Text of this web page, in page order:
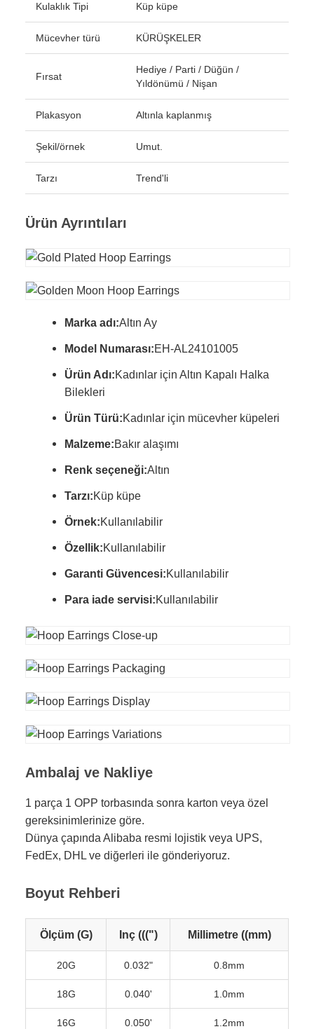
Kulaklık Tipi Küp küpe
Mücevher türü KÜRÜŞKELER
Fırsat
Hediye / Parti / Düğün /
Yıldönümü / Nişan
Plakasyon Altınla kaplanmış
Şekil/örnek Umut.
Tarzı Trend'li
Ürün Ayrıntıları
Marka adı:Altın Ay
Model Numarası:EH-AL24101005
Ürün Adı:Kadınlar için Altın Kapalı Halka
Bilekleri
Ürün Türü:Kadınlar için mücevher küpeleri
Malzeme:Bakır alaşımı
Renk seçeneği:Altın
Tarzı:Küp küpe
Örnek:Kullanılabilir
Özellik:Kullanılabilir
Garanti Güvencesi:Kullanılabilir
Para iade servisi:Kullanılabilir
Ambalaj ve Nakliye
1 parça 1 OPP torbasında sonra karton veya özel
gereksinimlerinize göre.
Dünya çapında Alibaba resmi lojistik veya UPS,
FedEx, DHL ve diğerleri ile gönderiyoruz.
Boyut Rehberi
Ölçüm (G) Inç (((") Millimetre ((mm)
20G 0.032" 0.8mm
18G 0.040' 1.0mm
16G 0.050' 1.2mm